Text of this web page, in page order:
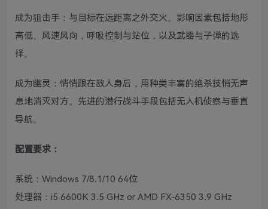
成为狙击手：与目标在远距离之外交火。影响因素包括地形
高低、风速风向，呼吸控制与站位，以及武器与子弹的选
择。
成为幽灵：悄悄跟在敌人身后，用种类丰富的绝杀技悄无声
息地消灭对方。先进的潜行战斗手段包括无人机侦察与垂直
导航。
配置要求：
系统：Windows 7/8.1/10 64位
处理器：i5 6600K 3.5 GHz or AMD FX-6350 3.9 GHz